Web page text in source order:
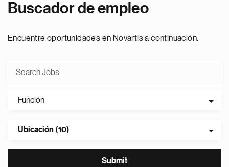
Buscador de empleo
Encuentre oportunidades en Novartis a continuación.
Función
Ubicación (10)